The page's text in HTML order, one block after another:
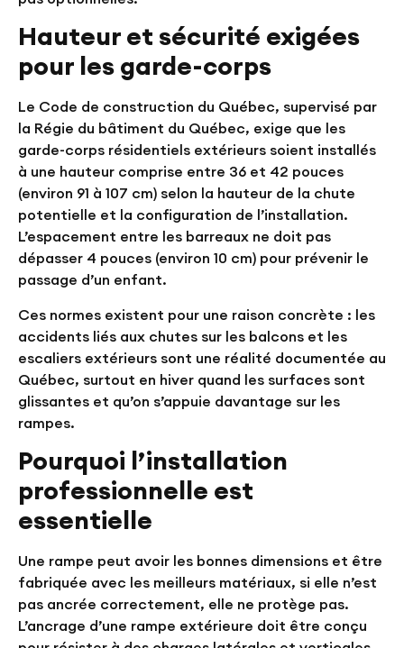
Hauteur et sécurité exigées
pour les garde-corps
Le Code de construction du Québec, supervisé par
la Régie du bâtiment du Québec, exige que les
garde-corps résidentiels extérieurs soient installés
à une hauteur comprise entre 36 et 42 pouces
(environ 91 à 107 cm) selon la hauteur de la chute
potentielle et la configuration de l’installation.
L’espacement entre les barreaux ne doit pas
dépasser 4 pouces (environ 10 cm) pour prévenir le
passage d’un enfant.
Ces normes existent pour une raison concrète : les
accidents liés aux chutes sur les balcons et les
escaliers extérieurs sont une réalité documentée au
Québec, surtout en hiver quand les surfaces sont
glissantes et qu’on s’appuie davantage sur les
rampes.
Pourquoi l’installation
professionnelle est
essentielle
Une rampe peut avoir les bonnes dimensions et être
fabriquée avec les meilleurs matériaux, si elle n’est
pas ancrée correctement, elle ne protège pas.
L’ancrage d’une rampe extérieure doit être conçu